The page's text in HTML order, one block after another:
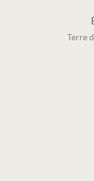
Terre